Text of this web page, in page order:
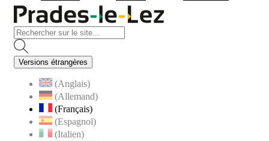
Versions étrangères
(Anglais)
(Allemand)
(Français)
(Espagnol)
(Italien)